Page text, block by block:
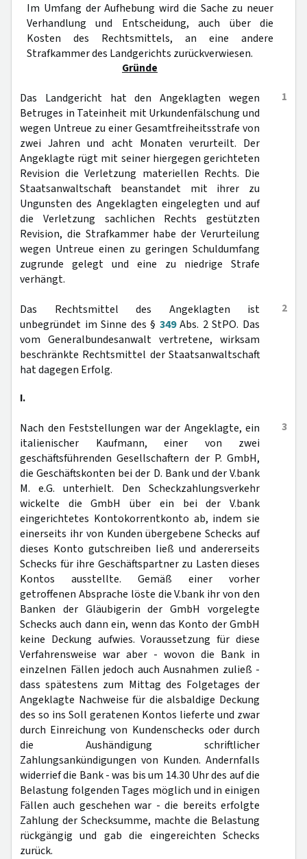
Im Umfang der Aufhebung wird die Sache zu neuer
Verhandlung und Entscheidung, auch über die
Kosten des Rechtsmittels, an eine andere
Strafkammer des Landgerichts zurückverwiesen.
Gründe
1
Das Landgericht hat den Angeklagten wegen
Betruges in Tateinheit mit Urkundenfälschung und
wegen Untreue zu einer Gesamtfreiheitsstrafe von
zwei Jahren und acht Monaten verurteilt. Der
Angeklagte rügt mit seiner hiergegen gerichteten
Revision die Verletzung materiellen Rechts. Die
Staatsanwaltschaft beanstandet mit ihrer zu
Ungunsten des Angeklagten eingelegten und auf
die Verletzung sachlichen Rechts gestützten
Revision, die Strafkammer habe der Verurteilung
wegen Untreue einen zu geringen Schuldumfang
zugrunde gelegt und eine zu niedrige Strafe
verhängt.
2
Das Rechtsmittel des Angeklagten ist
unbegründet im Sinne des § 349Abs. 2 StPO. Das
vom Generalbundesanwalt vertretene, wirksam
beschränkte Rechtsmittel der Staatsanwaltschaft
hat dagegen Erfolg.
I.
3
Nach den Feststellungen war der Angeklagte, ein
italienischer Kaufmann, einer von zwei
geschäftsführenden Gesellschaftern der P. GmbH,
die Geschäftskonten bei der D. Bank und der V.bank
M. e.G. unterhielt. Den Scheckzahlungsverkehr
wickelte die GmbH über ein bei der V.bank
eingerichtetes Kontokorrentkonto ab, indem sie
einerseits ihr von Kunden übergebene Schecks auf
dieses Konto gutschreiben ließ und andererseits
Schecks für ihre Geschäftspartner zu Lasten dieses
Kontos ausstellte. Gemäß einer vorher
getroffenen Absprache löste die V.bank ihr von den
Banken der Gläubigerin der GmbH vorgelegte
Schecks auch dann ein, wenn das Konto der GmbH
keine Deckung aufwies. Voraussetzung für diese
Verfahrensweise war aber - wovon die Bank in
einzelnen Fällen jedoch auch Ausnahmen zuließ -
dass spätestens zum Mittag des Folgetages der
Angeklagte Nachweise für die alsbaldige Deckung
des so ins Soll geratenen Kontos lieferte und zwar
durch Einreichung von Kundenschecks oder durch
die Aushändigung schriftlicher
Zahlungsankündigungen von Kunden. Andernfalls
widerrief die Bank - was bis um 14.30 Uhr des auf die
Belastung folgenden Tages möglich und in einigen
Fällen auch geschehen war - die bereits erfolgte
Zahlung der Schecksumme, machte die Belastung
rückgängig und gab die eingereichten Schecks
zurück.